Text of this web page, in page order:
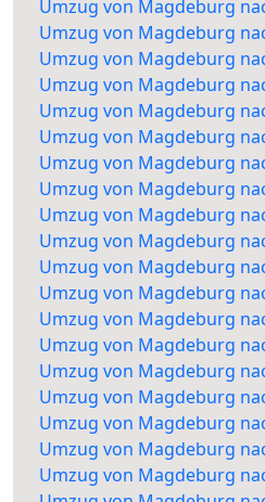
Umzug von Magdeburg
Umzug von Magdeburg
Umzug von Magdeburg
Umzug von Magdeburg
Umzug von Magdeburg
Umzug von Magdeburg
Umzug von Magdeburg
Umzug von Magdeburg
Umzug von Magdeburg
Umzug von Magdeburg
Umzug von Magdeburg
Umzug von Magdeburg
Umzug von Magdeburg
Umzug von Magdeburg
Umzug von Magdeburg
Umzug von Magdeburg
Umzug von Magdeburg
Umzug von Magdeburg
Umzug von Magdeburg